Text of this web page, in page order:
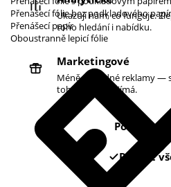
Přenašecí fólie bez podkladového
Přenášecí papír
Oboustranně lepicí fólie
Ukazují nám, co funguje.
toho hledání i nabídku.
Marketingové
Méně náhodné reklamy —
toho, co vás zajímá.
Pouze
Povolit